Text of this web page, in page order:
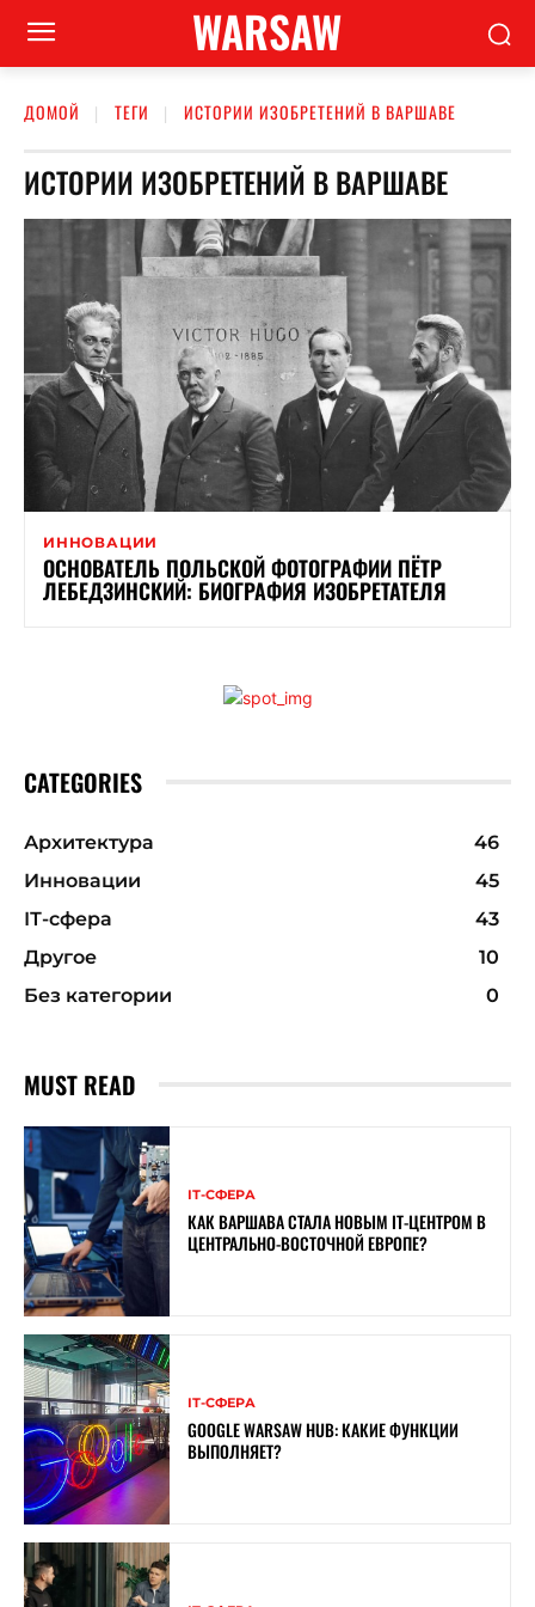
WARSAW
ДОМОЙ ТЕГИ ИСТОРИИ ИЗОБРЕТЕНИЙ В ВАРШАВЕ
ИСТОРИИ ИЗОБРЕТЕНИЙ В ВАРШАВЕ
ИННОВАЦИИ
ОСНОВАТЕЛЬ ПОЛЬСКОЙ ФОТОГРАФИИ ПЁТР
ЛЕБЕДЗИНСКИЙ: БИОГРАФИЯ ИЗОБРЕТАТЕЛЯ
CATEGORIES
Архитектура
46
Инновации
45
ІТ-сфера
43
Другое
10
Без категории
0
MUST READ
ІТ-СФЕРА
КАК ВАРШАВА СТАЛА НОВЫМ IT-ЦЕНТРОМ В
ЦЕНТРАЛЬНО-ВОСТОЧНОЙ ЕВРОПЕ?
ІТ-СФЕРА
GOOGLE WARSAW HUB: КАКИЕ ФУНКЦИИ
ВЫПОЛНЯЕТ?